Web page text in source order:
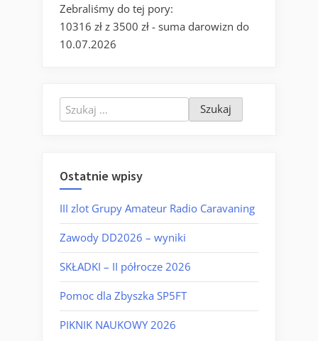
Zebraliśmy do tej pory:
10316 zł z 3500 zł - suma darowizn do
10.07.2026
Szukaj:
Ostatnie wpisy
III zlot Grupy Amateur Radio Caravaning
Zawody DD2026 – wyniki
SKŁADKI – II półrocze 2026
Pomoc dla Zbyszka SP5FT
PIKNIK NAUKOWY 2026